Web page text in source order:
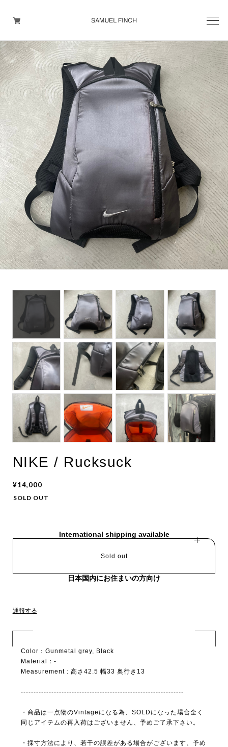
Men's
Maison Martin Margiela
Helmut Lang
Yohji Yamamoto
Other brands
TOPS
OUTER WEAR
BOTTOMS
DESIGNERS ARCHIVES
NIKE / Rucksuck
¥14,000
SOLD OUT
International shipping available
Sold out
日本国内にお住まいの方向け
通報する
Color：Gunmetal grey, Black
Material：-
Measurement : 高さ42.5 幅33 奥行き13
----------------------------------------------------------------
・商品は一点物のVintageになる為、SOLDになった場合全く
同じアイテムの再入荷はございません、予めご了承下さい。
・採寸方法により、若干の誤差がある場合がございます、予め